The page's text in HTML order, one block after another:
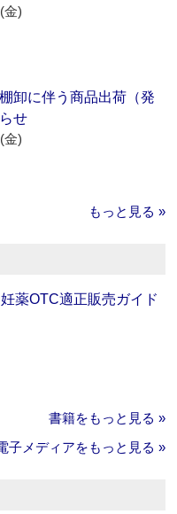
金)
卸に伴う商品出荷（発
せ
金)
もっと見る »
薬OTC適正販売ガイド
書籍をもっと見る »
子メディアをもっと見る »